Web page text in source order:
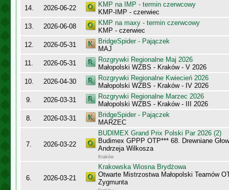
14.
2026-06-22
KMP na IMP - termin czerwcowy
KMP-IMP - czerwiec
13.
2026-06-08
KMP na maxy - termin czerwcowy
KMP - czerwiec
12.
2026-05-31
BridgeSpider - Pajączek
MAJ
11.
2026-05-31
Rozgrywki Regionalne Maj 2026
Małopolski WZBS - Kraków - V 2026
10.
2026-04-30
Rozgrywki Regionalne Kwiecień 2026
Małopolski WZBS - Kraków - IV 2026
9.
2026-03-31
Rozgrywki Regionalne Marzec 2026
Małopolski WZBS - Kraków - III 2026
8.
2026-03-31
BridgeSpider - Pajączek
MARZEC
7. 2026-03-22
BUDIMEX Grand Prix Polski Par 2026 (2)
Budimex GPPP OTP*** 68. Drewniane
Andrzeja Wilkosza
Kraków
6. 2026-03-21
Krakowska Wiosna Brydżowa
Otwarte Mistrzostwa Małopolski Teamów
Zygmunta